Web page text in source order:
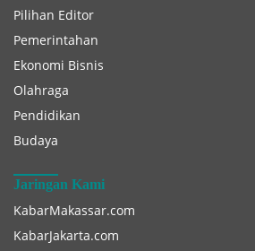
Pilihan Editor
Pemerintahan
Ekonomi Bisnis
Olahraga
Pendidikan
Budaya
Jaringan Kami
KabarMakassar.com
KabarJakarta.com